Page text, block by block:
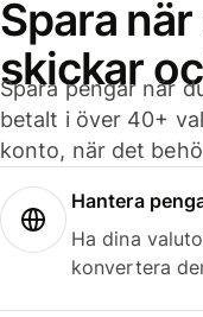
Spara
skickar
Spara pengar när
betalt i över 40+
konto, när det
Hantera
Ha dina
konvertera